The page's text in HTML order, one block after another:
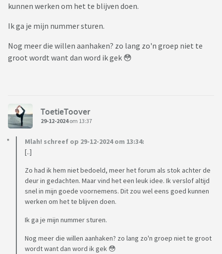
kunnen werken om het te blijven doen.
Ik ga je mijn nummer sturen.
Nog meer die willen aanhaken? zo lang zo'n groep niet te
groot wordt want dan word ik gek 😳
ToetieToover
29-12-2024om 13:37
Mlah! schreef op 29-12-2024 om 13:34:
[..]
Zo had ik hem niet bedoeld, meer het forum als stok achter de
deur in gedachten. Maar vind het een leuk idee. Ik verslof altijd
snel in mijn goede voornemens. Dit zou wel eens goed kunnen
werken om het te blijven doen.
Ik ga je mijn nummer sturen.
Nog meer die willen aanhaken? zo lang zo'n groep niet te groot
wordt want dan word ik gek 😳